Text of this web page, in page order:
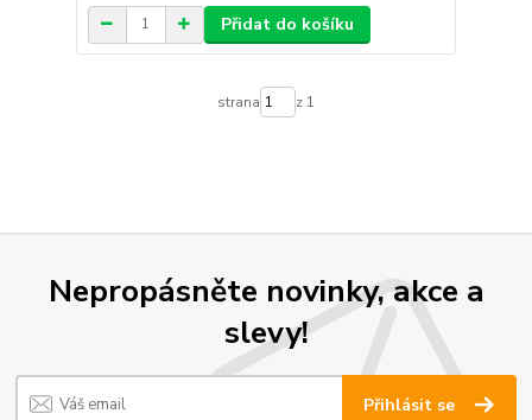
Přidat do košíku
strana z 1
Nepropásněte novinky, akce a
slevy!
Přihlásit se